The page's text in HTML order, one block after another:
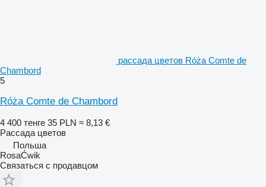
рассада цветов Róża Comte de
Chambord
5
Róża Comte de Chambord
4 400 тенге 35 PLN ≈ 8,13 €
Рассада цветов
Польша
RosaĆwik
Связаться с продавцом